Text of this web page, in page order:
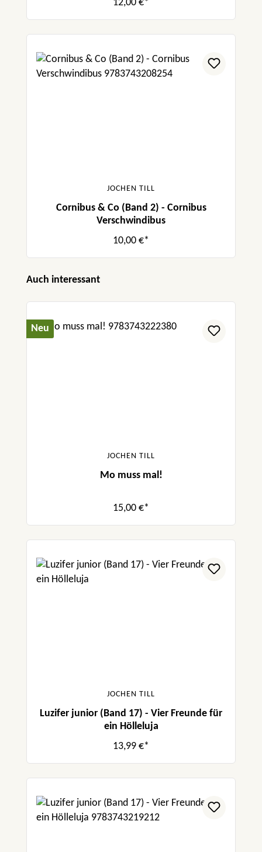
12,00 €*
JOCHEN TILL
Cornibus & Co (Band 2) - Cornibus
Verschwindibus
10,00 €*
Produktgalerie überspringen
Auch interessant
Neu
JOCHEN TILL
Mo muss mal!
15,00 €*
JOCHEN TILL
Luzifer junior (Band 17) - Vier Freunde für
ein Hölleluja
13,99 €*